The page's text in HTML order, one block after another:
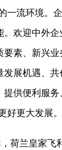
一流环境。
欢迎中外
素、新兴业
展机遇、共
供便利服务
好更大发展。
荷兰皇家飞